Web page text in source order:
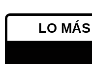
LO